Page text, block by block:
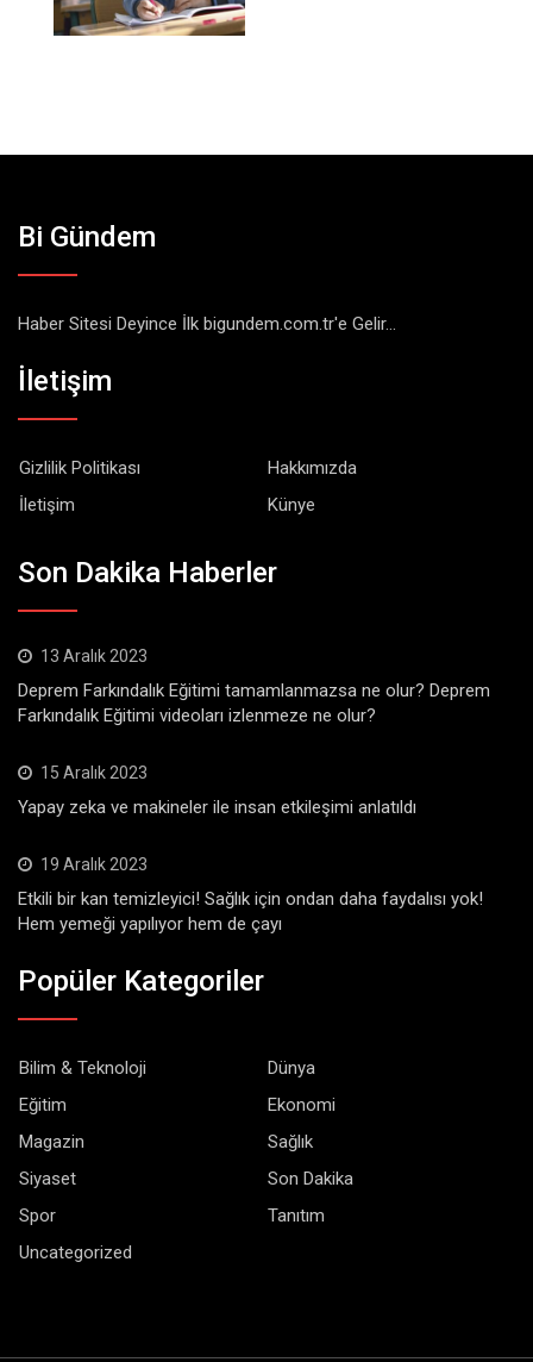
Bi Gündem
Haber Sitesi Deyince İlk bigundem.com.tr'e Gelir...
İletişim
Gizlilik Politikası
Hakkımızda
İletişim
Künye
Son Dakika Haberler
13 Aralık 2023
Deprem Farkındalık Eğitimi tamamlanmazsa ne olur? Deprem
Farkındalık Eğitimi videoları izlenmeze ne olur?
15 Aralık 2023
Yapay zeka ve makineler ile insan etkileşimi anlatıldı
19 Aralık 2023
Etkili bir kan temizleyici! Sağlık için ondan daha faydalısı yok!
Hem yemeği yapılıyor hem de çayı
Popüler Kategoriler
Bilim & Teknoloji
Dünya
Eğitim
Ekonomi
Magazin
Sağlık
Siyaset
Son Dakika
Spor
Tanıtım
Uncategorized